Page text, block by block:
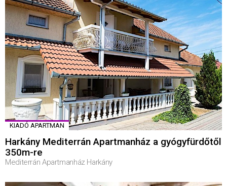
KIADÓ APARTMAN
Harkány Mediterrán Apartmanház a gyógyfürdőtől
350m-re
Mediterrán Apartmanház Harkány